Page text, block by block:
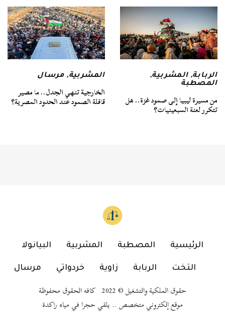
الربابة,المشربية,
المصطبة
من مسيرة ليبيا إلى صمود غزة.. هل
تتكرر لعنة السبعينيات؟
المشربية,مرسال
الخارجية تنهي الجدل.. ما مصير
قافلة الصمود عند الحدود المصرية؟
الرئيسية المصطبة المشربية البيانولا
التخت الربابة زاوية خردواتي مرسال
حقوق الملكية والتشغيل © 2022 كافه الحقوق محفوظة
موقع إلكتروني متخصص .. يلقي حجرا في مياه راكدة